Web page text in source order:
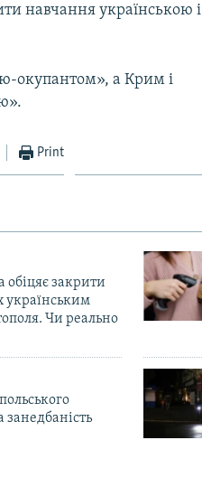
навчання українською і
окупантом», а Крим і
Print
обіцяє закрити
українським
Чи реально
занедбаність